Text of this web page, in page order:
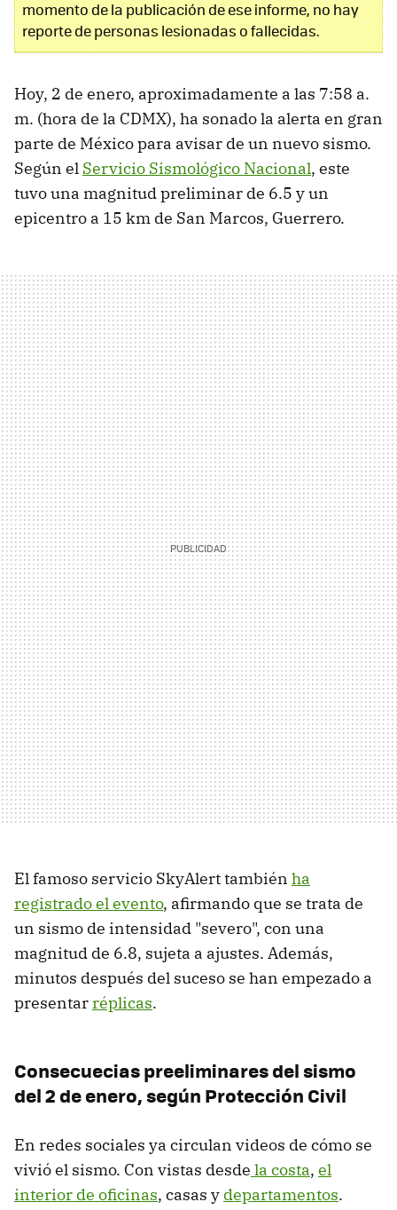
momento de la publicación de ese informe, no hay
reporte de personas lesionadas o fallecidas.
Hoy, 2 de enero, aproximadamente a las 7:58 a.
m. (hora de la CDMX), ha sonado la alerta en gran
parte de México para avisar de un nuevo sismo.
Según el Servicio Sismológico Nacional, este
tuvo una magnitud preliminar de 6.5 y un
epicentro a 15 km de San Marcos, Guerrero.
El famoso servicio SkyAlert también ha
registrado el evento, afirmando que se trata de
un sismo de intensidad "severo", con una
magnitud de 6.8, sujeta a ajustes. Además,
minutos después del suceso se han empezado a
presentarréplicas.
Consecuecias preeliminares del sismo
del 2 de enero, según Protección Civil
En redes sociales ya circulan videos de cómo se
vivió el sismo. Con vistas desde la costa, el
interior de oficinas, casas y departamentos.